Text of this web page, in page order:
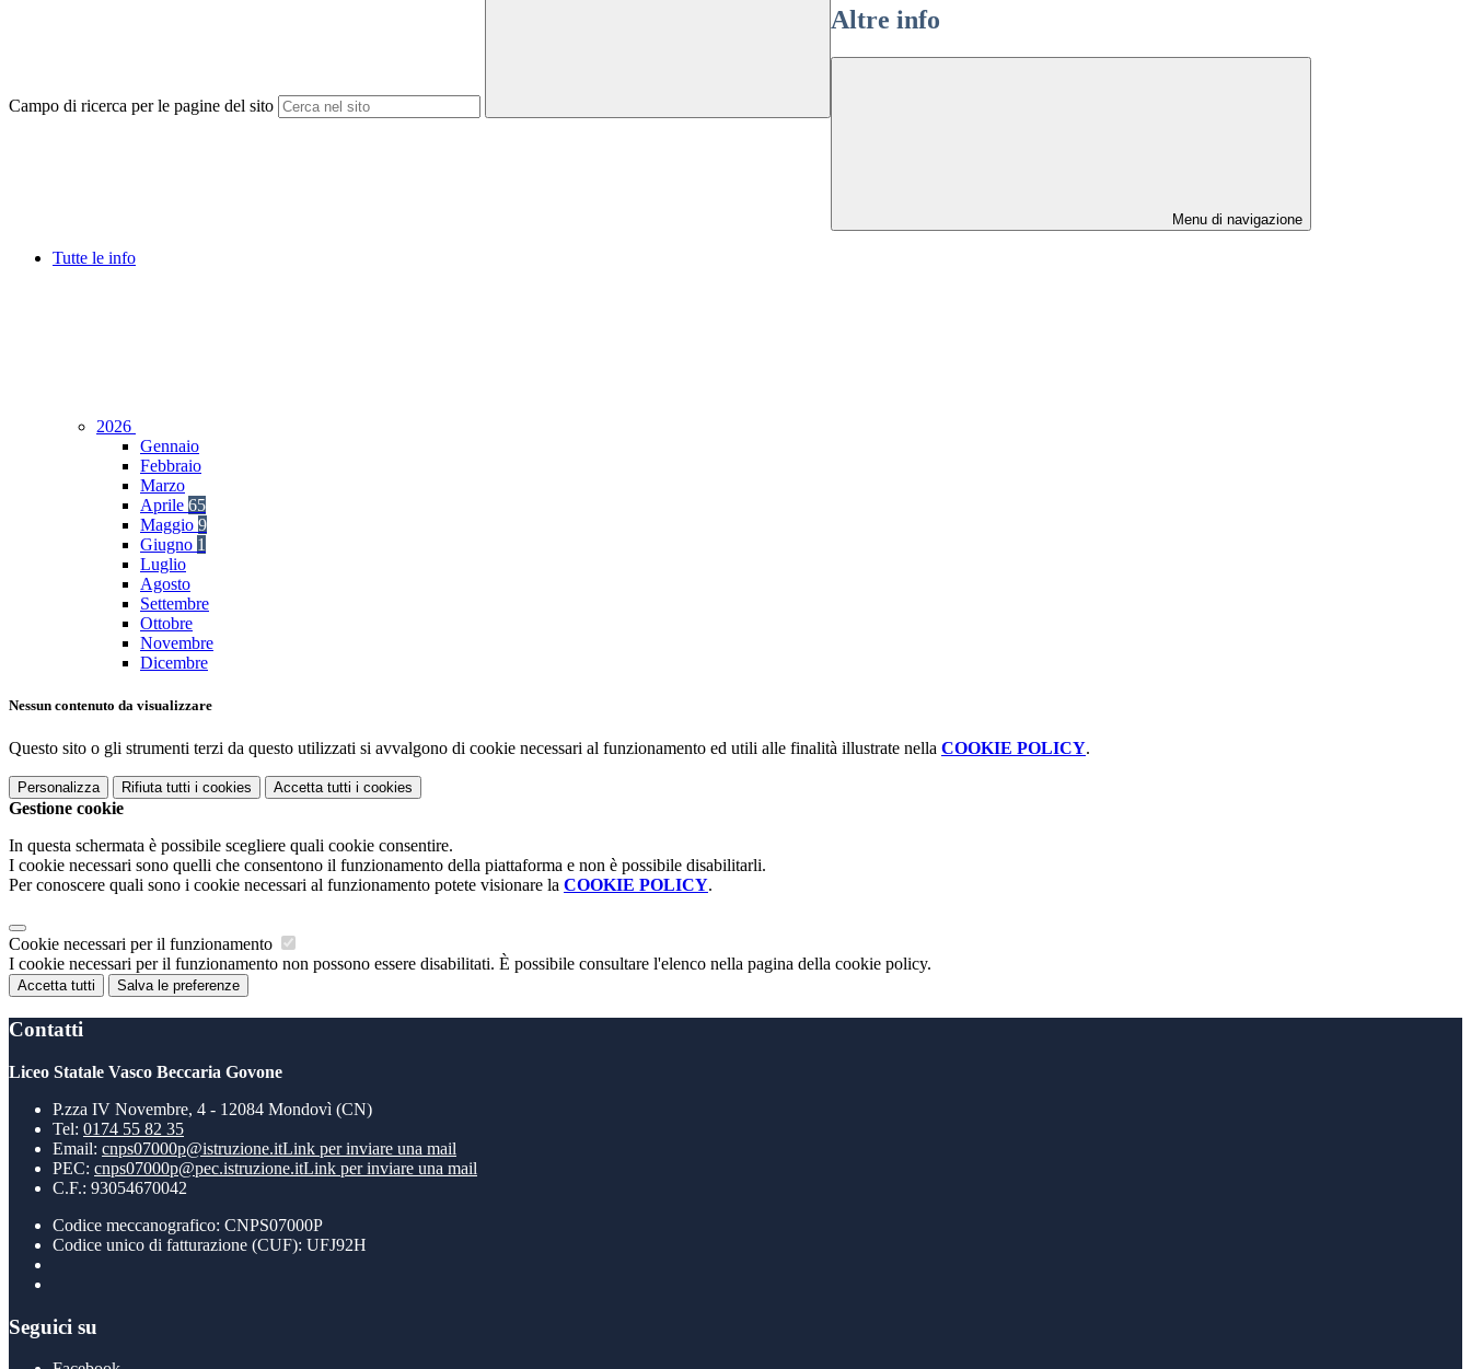
Campo di ricerca per le pagine del sito
Altre info
Menu di navigazione
Tutte le info
2026
Gennaio
Febbraio
Marzo
Aprile 65
Maggio 9
Giugno 1
Luglio
Agosto
Settembre
Ottobre
Novembre
Dicembre
Nessun contenuto da visualizzare
Questo sito o gli strumenti terzi da questo utilizzati si avvalgono di cookie necessari al funzionamento ed utili alle finalità illustrate nella COOKIE POLICY.
Personalizza Rifiuta tutti i cookies Accetta tutti i cookies
Gestione cookie
In questa schermata è possibile scegliere quali cookie consentire.
I cookie necessari sono quelli che consentono il funzionamento della piattaforma e non è possibile disabilitarli.
Per conoscere quali sono i cookie necessari al funzionamento potete visionare la COOKIE POLICY.
Cookie necessari per il funzionamento
I cookie necessari per il funzionamento non possono essere disabilitati. È possibile consultare l'elenco nella pagina della cookie policy.
Accetta tutti Salva le preferenze
Contatti
Liceo Statale Vasco Beccaria Govone
P.zza IV Novembre, 4 - 12084 Mondovì (CN)
Tel: 0174 55 82 35
Email: cnps07000p@istruzione.itLink per inviare una mail
PEC: cnps07000p@pec.istruzione.itLink per inviare una mail
C.F.: 93054670042
Codice meccanografico: CNPS07000P
Codice unico di fatturazione (CUF): UFJ92H
Seguici su